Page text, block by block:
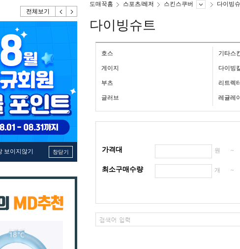
전체보기
보이지않기 창닫기
도매꾹홈 스포츠/레저 스킨스쿠버 다이빙
다이빙슈트
호스 기타스
게이지 다이빙
부츠 리트렉
글러브 레귤레
가격대 원
최소구매수량 개